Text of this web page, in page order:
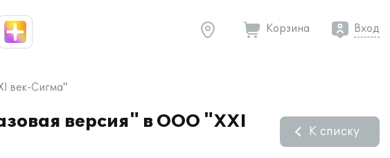
Корзина Вход
век-Сигма"
версия" в ООО "XXI
К списку